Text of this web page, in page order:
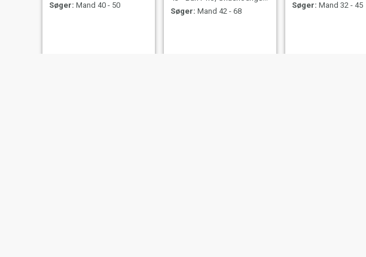
Søger: Mand 40 - 50
Søger: Mand 42 - 68
Søger: Mand 32 - 45